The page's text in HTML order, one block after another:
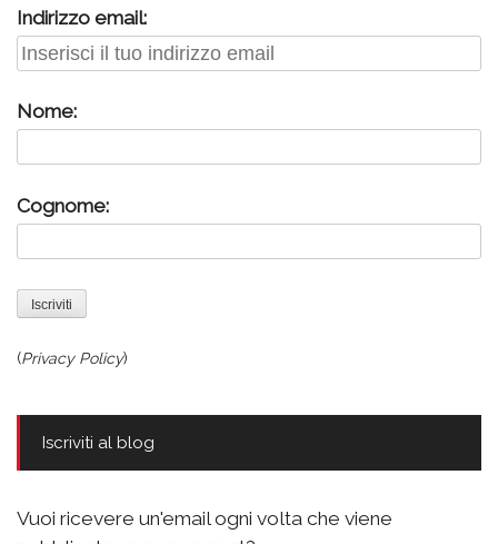
Indirizzo email:
Nome:
Cognome:
(Privacy Policy)
Iscriviti al blog
Vuoi ricevere un'email ogni volta che viene